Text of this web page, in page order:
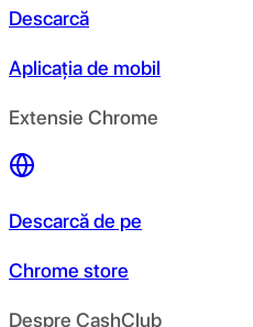
Descarcă
Aplicația de mobil
Extensie Chrome
Descarcă de pe
Chrome store
Despre CashClub